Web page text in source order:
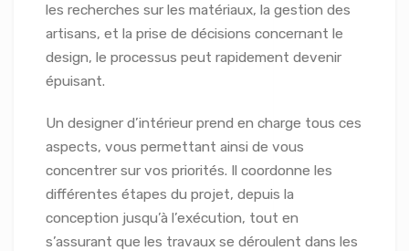
les recherches sur les matériaux, la gestion des
artisans, et la prise de décisions concernant le
design, le processus peut rapidement devenir
épuisant.
Un designer d’intérieur prend en charge tous ces
aspects, vous permettant ainsi de vous
concentrer sur vos priorités. Il coordonne les
différentes étapes du projet, depuis la
conception jusqu’à l’exécution, tout en
s’assurant que les travaux se déroulent dans les